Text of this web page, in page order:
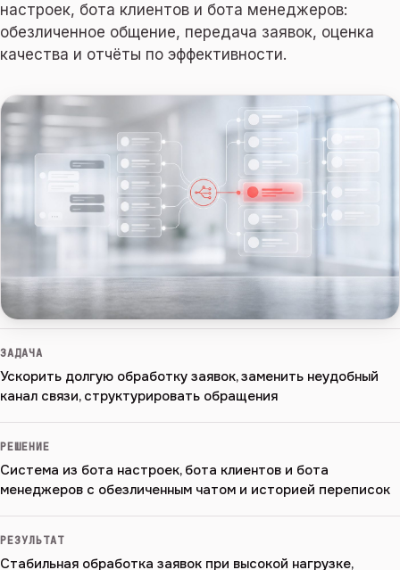
настроек, бота клиентов и бота менеджеров:
обезличенное общение, передача заявок, оценка
качества и отчёты по эффективности.
ЗАДАЧА
Ускорить долгую обработку заявок, заменить неудобный
канал связи, структурировать обращения
РЕШЕНИЕ
Система из бота настроек, бота клиентов и бота
менеджеров с обезличенным чатом и историей переписок
РЕЗУЛЬТАТ
Стабильная обработка заявок при высокой нагрузке,